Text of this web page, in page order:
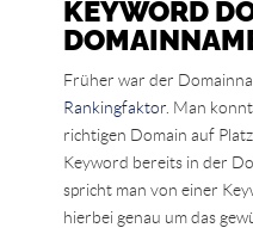
KEYWORD
Früher war der
Rankingfaktor. Man
richtigen Domain auf
Keyword bereits in der
spricht man von einer
hierbei genau um das